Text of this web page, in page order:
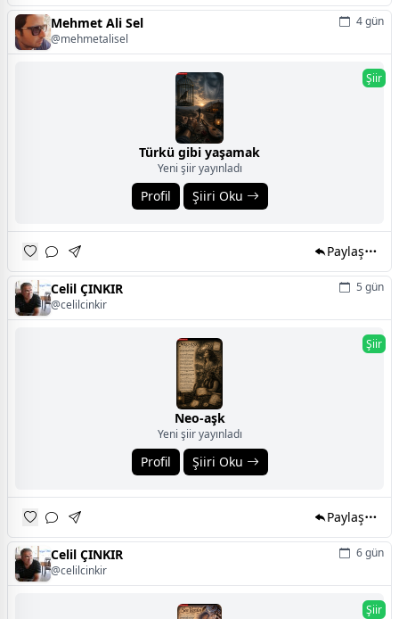
Mehmet Ali Sel
@mehmetalisel
4 gün
Şiir
Türkü gibi yaşamak
Yeni şiir yayınladı
Profil Şiiri Oku
Paylaş
Celil ÇINKIR
@celilcinkir
5 gün
Şiir
Neo-aşk
Yeni şiir yayınladı
Profil Şiiri Oku
Paylaş
Celil ÇINKIR
@celilcinkir
6 gün
Şiir